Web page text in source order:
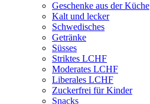
Geschenke aus der Küche
Kalt und lecker
Schwedisches
Getränke
Süsses
Striktes LCHF
Moderates LCHF
Liberales LCHF
Zuckerfrei für Kinder
Snacks